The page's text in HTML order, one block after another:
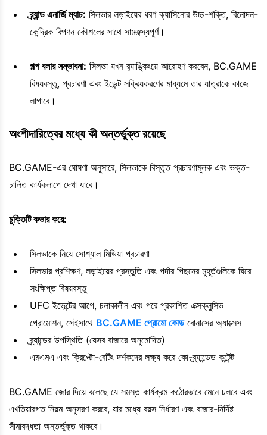
ব্র্যান্ড এনার্জি ম্যাচ: সিলভার লড়াইয়ের ধরণ ক্যাসিনোর উচ্চ-শক্তি, বিনোদন-
কেন্দ্রিক বিপণন কৌশলের সাথে সামঞ্জস্যপূর্ণ।
গল্প বলার সম্ভাবনা: সিলভা যখন র‌্যাঙ্কিংয়ে আরোহণ করবেন, BC.GAME
বিষয়বস্তু, প্রচারণা এবং ইভেন্ট সক্রিয়করণের মাধ্যমে তার যাত্রাকে কাজে
লাগাবে।
অংশীদারিত্বের মধ্যে কী অন্তর্ভুক্ত রয়েছে
BC.GAME-এর ঘোষণা অনুসারে, সিলভাকে বিস্তৃত প্রচারণামূলক এবং ভক্ত-
চালিত কার্যকলাপে দেখা যাবে।
চুক্তিটি কভার করে:
সিলভাকে নিয়ে সোশ্যাল মিডিয়া প্রচারণা
সিলভার প্রশিক্ষণ, লড়াইয়ের প্রস্তুতি এবং পর্দার পিছনের মুহূর্তগুলিকে ঘিরে
সংক্ষিপ্ত বিষয়বস্তু
UFC ইভেন্টের আগে, চলাকালীন এবং পরে প্রকাশিত এক্সক্লুসিভ
প্রোমোশন, সেইসাথে BC.GAME প্রোমো কোডবোনাসের অ্যাক্সেস
ব্র্যান্ডের উপস্থিতি (যেসব বাজারে অনুমোদিত)
এমএমএ এবং ক্রিপ্টো-বেটিং দর্শকদের লক্ষ্য করে কো-ব্র্যান্ডেড কন্টেন্ট
BC.GAME জোর দিয়ে বলেছে যে সমস্ত কার্যক্রম কঠোরভাবে মেনে চলবে এবং
এখতিয়ারগত নিয়ম অনুসরণ করবে, যার মধ্যে বয়স নির্ধারণ এবং বাজার-নির্দিষ্ট
সীমাবদ্ধতা অন্তর্ভুক্ত থাকবে।